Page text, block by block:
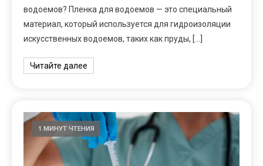
водоемов? Пленка для водоемов — это специальный
материал, который используется для гидроизоляции
искусственных водоемов, таких как пруды, […]
Читайте далее
1 МИНУТ ЧТЕНИЯ